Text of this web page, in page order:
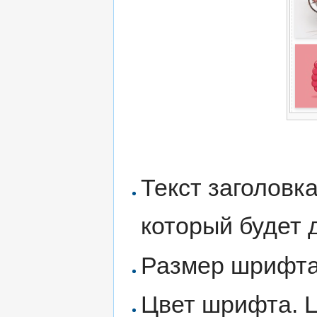
Текст
который будет
Размер
Цвет шрифта.